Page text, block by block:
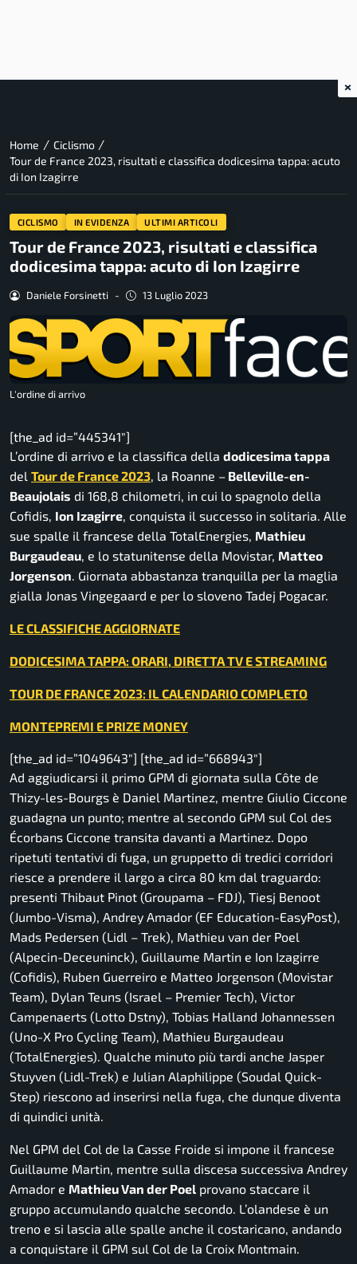
Home / Ciclismo /
Tour de France 2023, risultati e classifica dodicesima tappa: acuto
di Ion Izagirre
CICLISMO IN EVIDENZA ULTIMI ARTICOLI
Tour de France 2023, risultati e classifica
dodicesima tappa: acuto di Ion Izagirre
Daniele Forsinetti - 13 Luglio 2023
L'ordine di arrivo
[the_ad id=”445341″]
L’ordine di arrivo e la classifica della dodicesima tappa
del Tour de France 2023 , la Roanne – Belleville-en-
Beaujolais di 168,8 chilometri, in cui lo spagnolo della
Cofidis, Ion Izagirre , conquista il successo in solitaria. Alle
sue spalle il francese della TotalEnergies, Mathieu
Burgaudeau , e lo statunitense della Movistar, Matteo
Jorgenson . Giornata abbastanza tranquilla per la maglia
gialla Jonas Vingegaard e per lo sloveno Tadej Pogacar.
LE CLASSIFICHE AGGIORNATE
DODICESIMA TAPPA: ORARI, DIRETTA TV E STREAMING
TOUR DE FRANCE 2023: IL CALENDARIO COMPLETO
MONTEPREMI E PRIZE MONEY
[the_ad id=”1049643″] [the_ad id=”668943″]
Ad aggiudicarsi il primo GPM di giornata sulla Côte de
Thizy-les-Bourgs è Daniel Martinez, mentre Giulio Ciccone
guadagna un punto; mentre al secondo GPM sul Col des
Écorbans Ciccone transita davanti a Martinez. Dopo
ripetuti tentativi di fuga, un gruppetto di tredici corridori
riesce a prendere il largo a circa 80 km dal traguardo:
presenti Thibaut Pinot (Groupama – FDJ), Tiesj Benoot
(Jumbo-Visma), Andrey Amador (EF Education-EasyPost),
Mads Pedersen (Lidl – Trek), Mathieu van der Poel
(Alpecin-Deceuninck), Guillaume Martin e Ion Izagirre
(Cofidis), Ruben Guerreiro e Matteo Jorgenson (Movistar
Team), Dylan Teuns (Israel – Premier Tech), Victor
Campenaerts (Lotto Dstny), Tobias Halland Johannessen
(Uno-X Pro Cycling Team), Mathieu Burgaudeau
(TotalEnergies). Qualche minuto più tardi anche Jasper
Stuyven (Lidl-Trek) e Julian Alaphilippe (Soudal Quick-
Step) riescono ad inserirsi nella fuga, che dunque diventa
di quindici unità.
Nel GPM del Col de la Casse Froide si impone il francese
Guillaume Martin, mentre sulla discesa successiva Andrey
Amador e Mathieu Van der Poel provano staccare il
gruppo accumulando qualche secondo. L’olandese è un
treno e si lascia alle spalle anche il costaricano, andando
a conquistare il GPM sul Col de la Croix Montmain.
×